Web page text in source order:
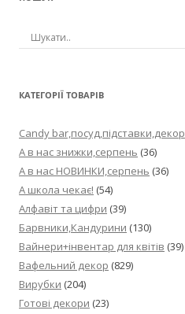
КАТЕГОРІЇ ТОВАРІВ
Candy bar,посуд,підставки,декор
А в нас знижки,серпень (36)
А в нас НОВИНКИ,серпень (36)
А школа чекає! (54)
Алфавіт та цифри (39)
Барвники,Кандурини (130)
Вайнери+інвентар для квітів (39)
Вафельний декор (829)
Вирубки (204)
Готові декори (23)